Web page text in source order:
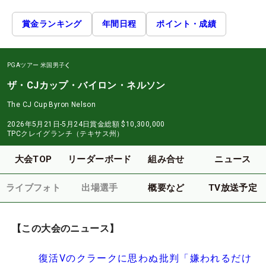
賞金ランキング 年間日程 ポイント・成績
PGAツアー 米国男子
ザ・CJカップ・バイロン・ネルソン
The CJ Cup Byron Nelson
2026年5月21日-5月24日賞金総額 $10,300,000
TPCクレイグランチ（テキサス州）
大会TOP リーダーボード 組み合せ ニュース
ライブフォト 出場選手 概要など TV放送予定
【この大会のニュース】
復活Vのクラークに思わぬ批判「嫌われるだけ